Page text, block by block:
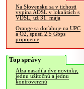
Na Slovensku sa v tichosti
vypína ADSL v lokalitách s
VDSL, už 31. mája
Orange sa doťahuje na UPC
a O2, spustí 2.5 Gbps
pripojenie
Top správy
Alza nasadila dve novinky,
jednu užitočnú a jednu
kontroverznú